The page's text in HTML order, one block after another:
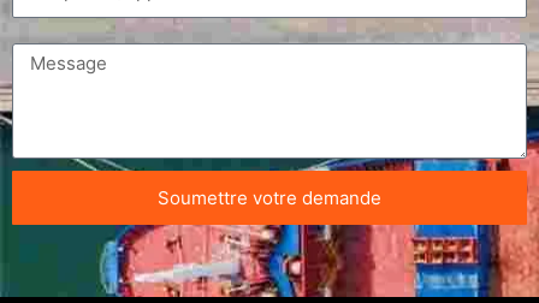
Soumettre votre demande